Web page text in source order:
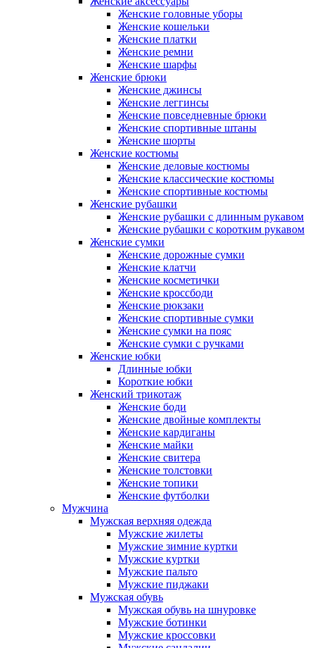
Женские головные уборы
Женские кошельки
Женские платки
Женские ремни
Женские шарфы
Женские брюки
Женские джинсы
Женские леггинсы
Женские повседневные брюки
Женские спортивные штаны
Женские шорты
Женские костюмы
Женские деловые костюмы
Женские классические костюмы
Женские спортивные костюмы
Женские рубашки
Женские рубашки с длинным рукавом
Женские рубашки с коротким рукавом
Женские сумки
Женские дорожные сумки
Женские клатчи
Женские косметички
Женские кроссбоди
Женские рюкзаки
Женские спортивные сумки
Женские сумки на пояс
Женские сумки с ручками
Женские юбки
Длинные юбки
Короткие юбки
Женский трикотаж
Женские боди
Женские двойные комплекты
Женские кардиганы
Женские майки
Женские свитера
Женские толстовки
Женские топики
Женские футболки
Мужчина
Мужская верхняя одежда
Мужские жилеты
Мужские зимние куртки
Мужские куртки
Мужские пальто
Мужские пиджаки
Мужская обувь
Мужская обувь на шнуровке
Мужские ботинки
Мужские кроссовки